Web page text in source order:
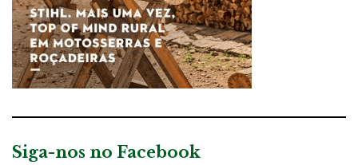
Siga-nos no Facebook